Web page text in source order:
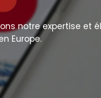
notre expertise et
Europe.